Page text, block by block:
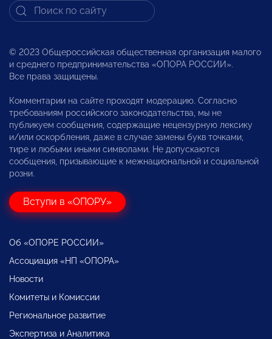
© 2023 Общероссийская общественная организация малого
и среднего предпринимательства «ОПОРА РОССИИ».
Все права защищены.
Комментарии на сайте проходят модерацию. Согласно
требованиям российского законодательства, мы не
публикуем сообщения, содержащие нецензурную лексику
и/или оскорбления, даже в случае замены букв точками,
тире и любыми иными символами. Не допускаются
сообщения, призывающие к межнациональной и социальной
розни.
Вступи в «ОПОРУ»
Об «ОПОРЕ РОССИИ»
Ассоциация «НП «ОПОРА»
Новости
Комитеты и Комиссии
Региональное развитие
Экспертиза и Аналитика